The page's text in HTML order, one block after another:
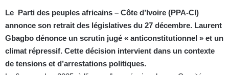
Le Parti des peuples africains – Côte d’Ivoire (PPA-CI)
annonce son retrait des législatives du 27 décembre. Laurent
Gbagbo dénonce un scrutin jugé « anticonstitutionnel » et un
climat répressif. Cette décision intervient dans un contexte
de tensions et d’arrestations politiques.